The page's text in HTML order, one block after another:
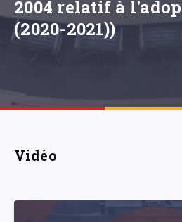
2004 relatif à
(2020-2021))
Vidéo